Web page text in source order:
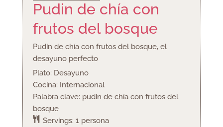
Pudin de chía con
frutos del bosque
Pudin de chía con frutos del bosque, el
desayuno perfecto
Plato: Desayuno
Cocina: Internacional
Palabra clave: pudin de chía con frutos del
bosque
Servings: 1 persona